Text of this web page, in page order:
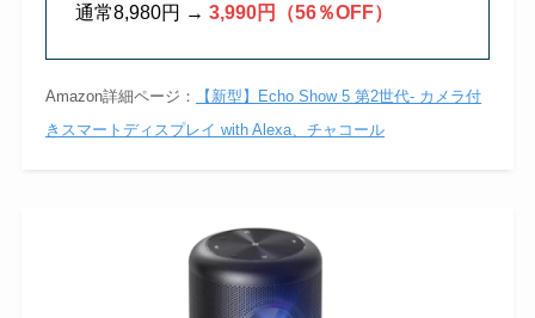
通常8,980円 → 3,990円（56％OFF）
Amazon詳細ページ：
【新型】Echo Show 5 第2世代- カメラ付
きスマートディスプレイ with Alexa、チャコール